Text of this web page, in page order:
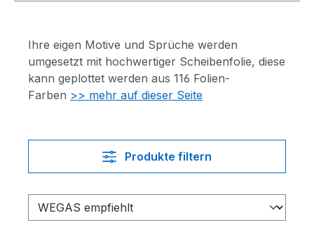
Ihre eigen Motive und Sprüche werden
umgesetzt mit hochwertiger Scheibenfolie, diese
kann geplottet werden aus 116 Folien-
Farben >> mehr auf dieser Seite
Produkte filtern